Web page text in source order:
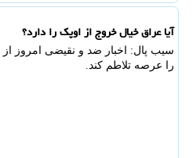
آیا عراق خیال خروج از اوپک را دارد؟
سیب پال: اخبار ضد و نقیضی امروز از
را عرصه تلاطم کند.